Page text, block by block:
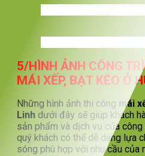
5/HÌNH ẢNH CÔNG
MÁI XẾP, BẠT KÉO Ở
Những hình ảnh thi công mái
Linh dưới đây sẽ giúp khách
sản phẩm và dịch vụ của công
quý khách có thể dễ dàng lựa
sóng phù hợp với nhu cầu của